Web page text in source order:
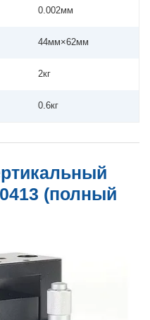
0.002мм
44мм×62мм
2кг
0.6кг
(полный